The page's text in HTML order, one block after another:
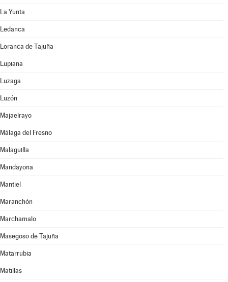
La Yunta
Ledanca
Loranca de Tajuña
Lupiana
Luzaga
Luzón
Majaelrayo
Málaga del Fresno
Malaguilla
Mandayona
Mantiel
Maranchón
Marchamalo
Masegoso de Tajuña
Matarrubia
Matillas